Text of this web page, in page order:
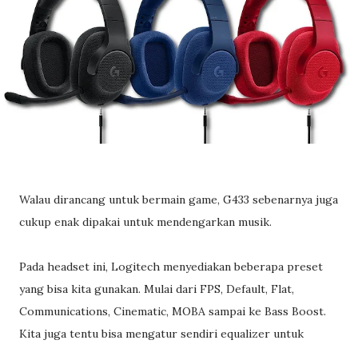
Walau dirancang untuk bermain game, G433 sebenarnya juga
cukup enak dipakai untuk mendengarkan musik.
Pada headset ini, Logitech menyediakan beberapa preset
yang bisa kita gunakan. Mulai dari FPS, Default, Flat,
Communications, Cinematic, MOBA sampai ke Bass Boost.
Kita juga tentu bisa mengatur sendiri equalizer untuk